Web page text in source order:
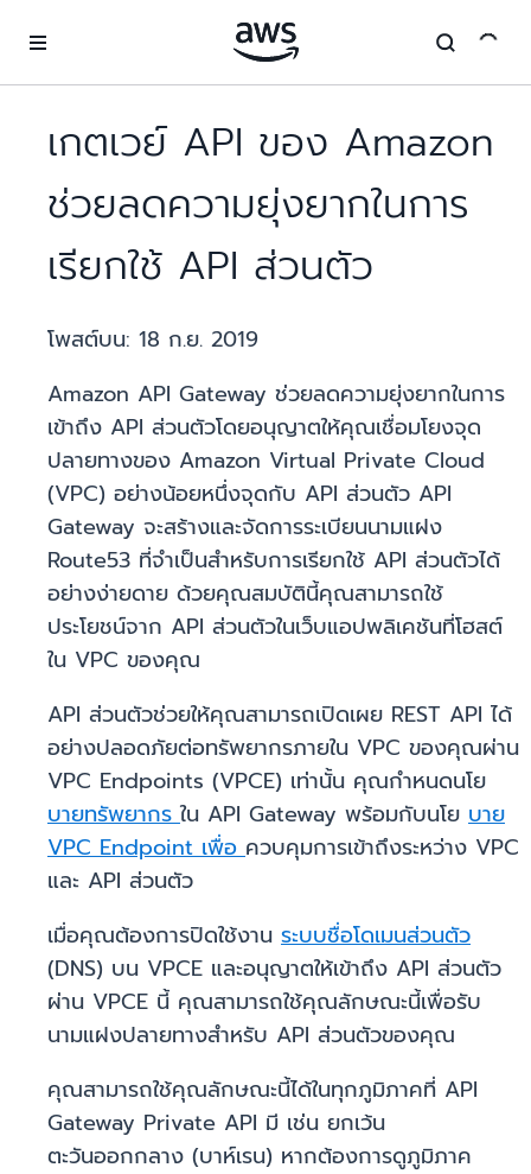
เกตเวย์ API ของ Amazon
ช่วยลดความยุ่งยากในการ
เรียกใช้ API ส่วนตัว
โพสต์บน: 18 ก.ย. 2019
Amazon API Gateway ช่วยลดความยุ่งยากในการ
เข้าถึง API ส่วนตัวโดยอนุญาตให้คุณเชื่อมโยงจุด
ปลายทางของ Amazon Virtual Private Cloud
(VPC) อย่างน้อยหนึ่งจุดกับ API ส่วนตัว API
Gateway จะสร้างและจัดการระเบียนนามแฝง
Route53 ที่จำเป็นสำหรับการเรียกใช้ API ส่วนตัวได้
อย่างง่ายดาย ด้วยคุณสมบัตินี้คุณสามารถใช้
ประโยชน์จาก API ส่วนตัวในเว็บแอปพลิเคชันที่โฮสต์
ใน VPC ของคุณ
API ส่วนตัวช่วยให้คุณสามารถเปิดเผย REST API ได้
อย่างปลอดภัยต่อทรัพยากรภายใน VPC ของคุณผ่าน
VPC Endpoints (VPCE) เท่านั้น คุณกำหนดนโย
บายทรัพยากรใน API Gateway พร้อมกับนโย บาย
VPC Endpoint เพื่อควบคุมการเข้าถึงระหว่าง VPC
และ API ส่วนตัว
เมื่อคุณต้องการปิดใช้งาน ระบบชื่อโดเมนส่วนตัว
(DNS) บน VPCE และอนุญาตให้เข้าถึง API ส่วนตัว
ผ่าน VPCE นี้ คุณสามารถใช้คุณลักษณะนี้เพื่อรับ
นามแฝงปลายทางสำหรับ API ส่วนตัวของคุณ
คุณสามารถใช้คุณลักษณะนี้ได้ในทุกภูมิภาคที่ API
Gateway Private API มี เช่น ยกเว้น
ตะวันออกกลาง (บาห์เรน) หากต้องการดูภูมิภาค